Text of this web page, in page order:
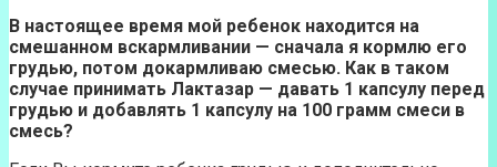
В настоящее время мой ребенок находится на
смешанном вскармливании — сначала я кормлю его
грудью, потом докармливаю смесью. Как в таком
случае принимать Лактазар — давать 1 капсулу перед
грудью и добавлять 1 капсулу на 100 грамм смеси в
смесь?